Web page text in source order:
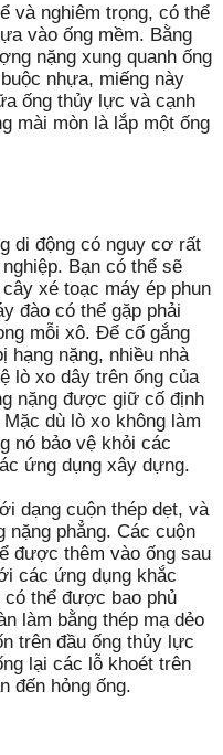
và nghiêm trọng, có thể
vào ống mềm. Bằng
nặng xung quanh ống
nhựa, miếng này
ống thủy lực và cạnh
mài mòn là lắp một ống
di động có nguy cơ rất
Bạn có thể sẽ
xé toạc máy ép phun
đào có thể gặp phải
mỗi xô. Để cố gắng
hạng nặng, nhiều nhà
lò xo dây trên ống của
nặng được giữ cố định
dù lò xo không làm
nó bảo vệ khỏi các
ứng dụng xây dựng.
dạng cuộn thép dẹt, và
phẳng. Các cuộn
được thêm vào ống sau
các ứng dụng khắc
có thể được bao phủ
làm bằng thép mạ dẻo
trên đầu ống thủy lực
lại các lỗ khoét trên
đến hỏng ống.